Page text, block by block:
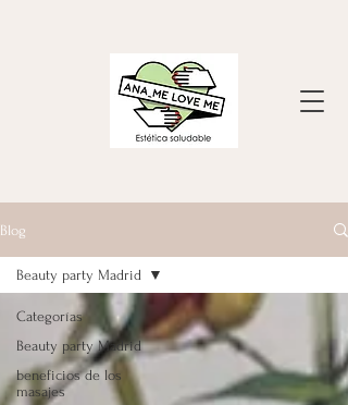
Blog
Categorías
Beauty party Madrid
beneficios de los
masajes
Beauty party Madrid